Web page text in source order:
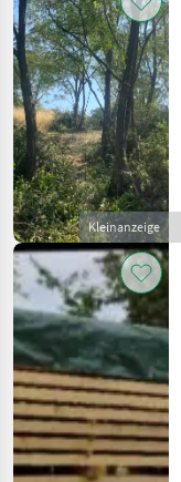
Kleinanzeige